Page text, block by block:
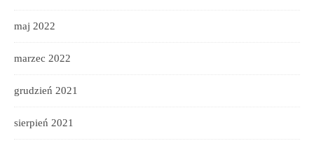
maj 2022
marzec 2022
grudzień 2021
sierpień 2021